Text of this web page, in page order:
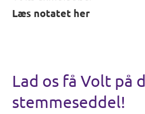
Læs notatet her
Lad os få Volt på
stemmeseddel!